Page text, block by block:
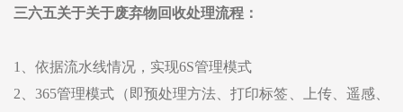
三六五关于关于废弃物回收处理流程：
1、依据流水线情况，实现6S管理模式
2、365管理模式（即预处理方法、打印标签、上传、遥感、